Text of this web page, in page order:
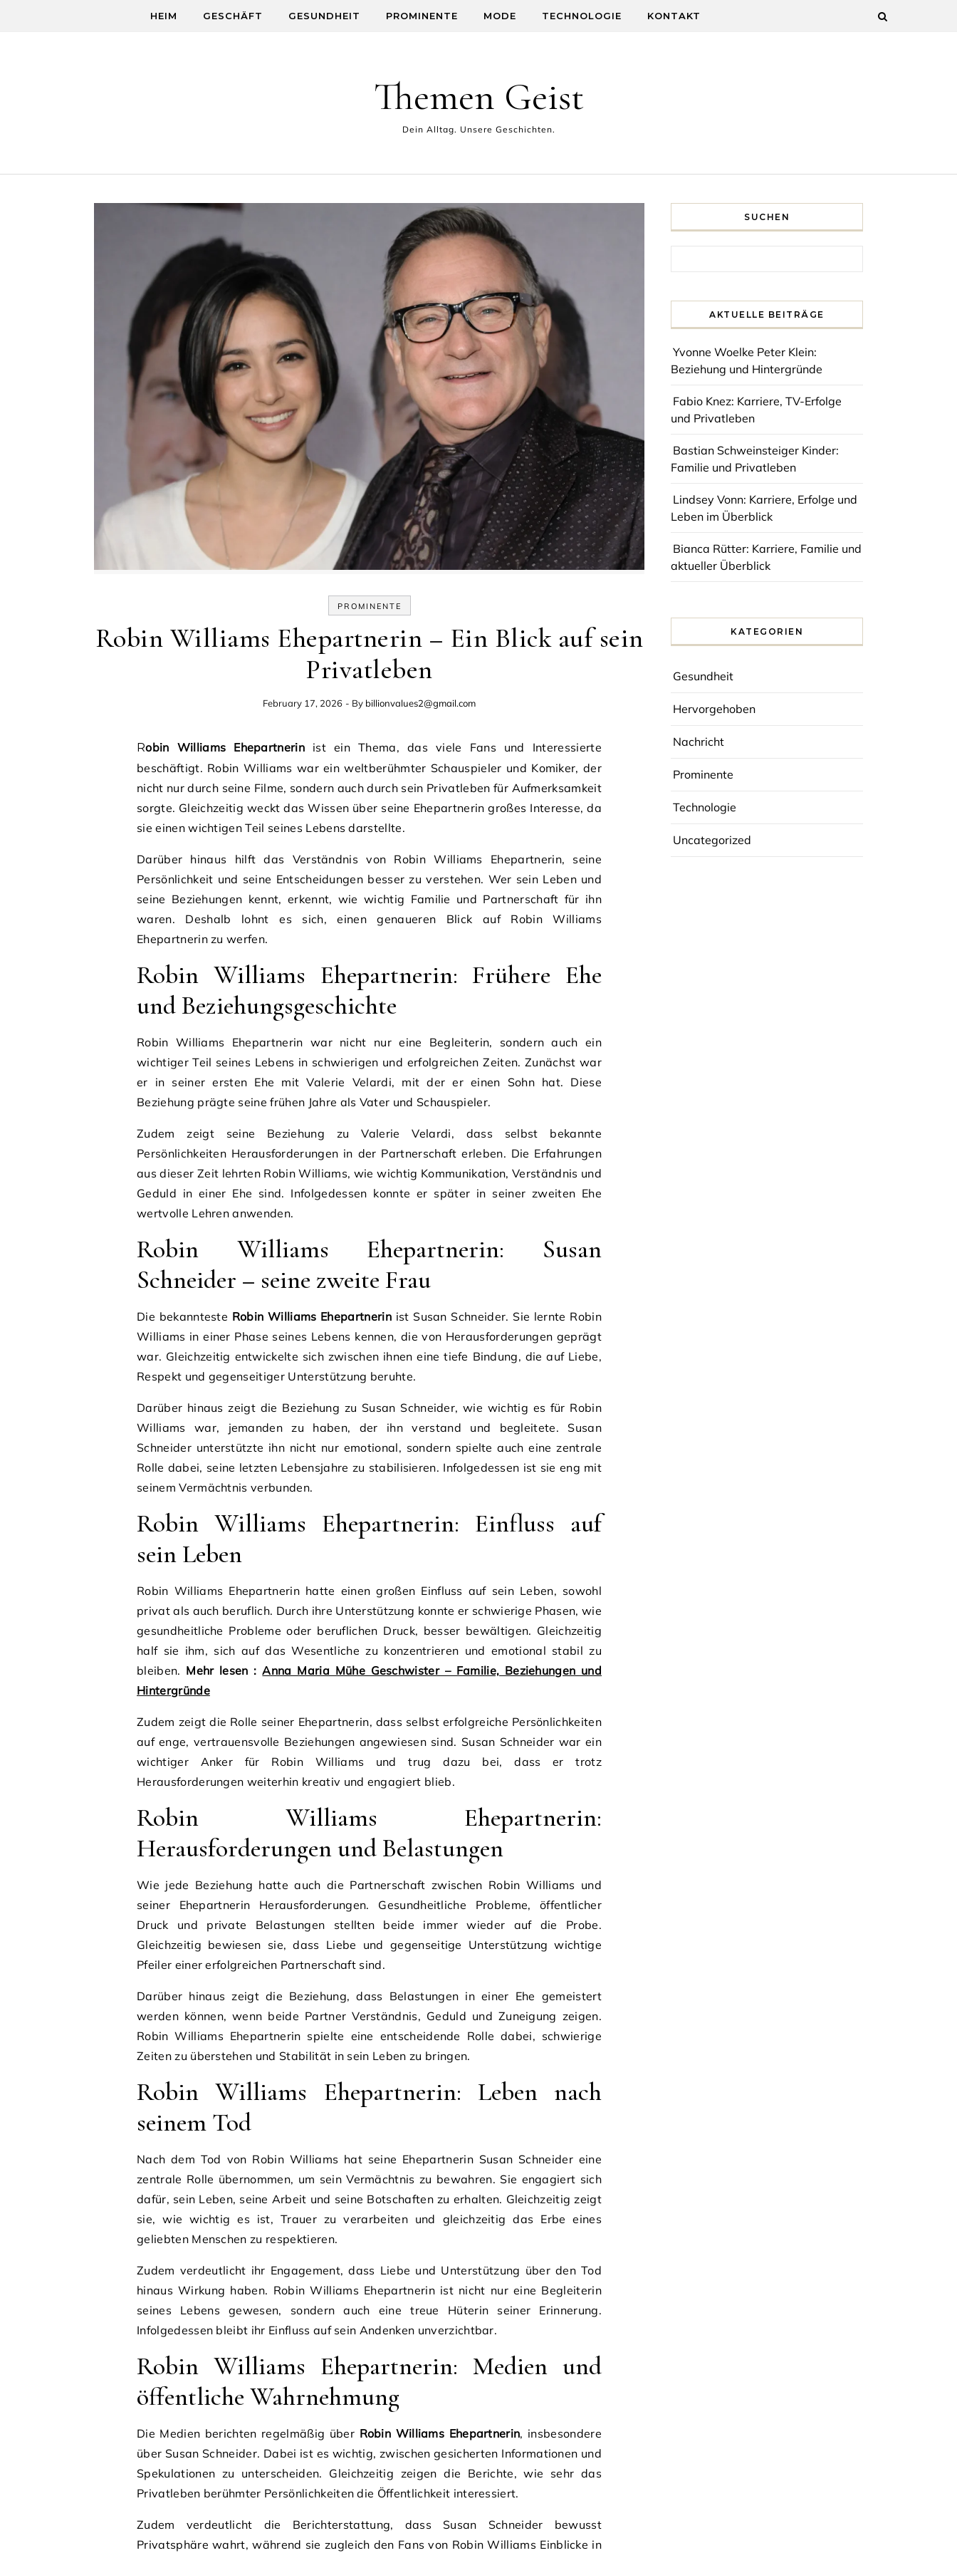
HEIM GESCHÄFT GESUNDHEIT PROMINENTE MODE TECHNOLOGIE KONTAKT
Themen Geist
Dein Alltag. Unsere Geschichten.
PROMINENTE
Robin Williams Ehepartnerin – Ein Blick auf sein
Privatleben
February 17, 2026 - By billionvalues2@gmail.com
Robin Williams Ehepartnerin ist ein Thema, das viele Fans und Interessierte
beschäftigt. Robin Williams war ein weltberühmter Schauspieler und Komiker, der
nicht nur durch seine Filme, sondern auch durch sein Privatleben für Aufmerksamkeit
sorgte. Gleichzeitig weckt das Wissen über seine Ehepartnerin großes Interesse, da
sie einen wichtigen Teil seines Lebens darstellte.
Darüber hinaus hilft das Verständnis von Robin Williams Ehepartnerin, seine
Persönlichkeit und seine Entscheidungen besser zu verstehen. Wer sein Leben und
seine Beziehungen kennt, erkennt, wie wichtig Familie und Partnerschaft für ihn
waren. Deshalb lohnt es sich, einen genaueren Blick auf Robin Williams
Ehepartnerin zu werfen.
Robin Williams Ehepartnerin: Frühere Ehe
und Beziehungsgeschichte
Robin Williams Ehepartnerin war nicht nur eine Begleiterin, sondern auch ein
wichtiger Teil seines Lebens in schwierigen und erfolgreichen Zeiten. Zunächst war
er in seiner ersten Ehe mit Valerie Velardi, mit der er einen Sohn hat. Diese
Beziehung prägte seine frühen Jahre als Vater und Schauspieler.
Zudem zeigt seine Beziehung zu Valerie Velardi, dass selbst bekannte
Persönlichkeiten Herausforderungen in der Partnerschaft erleben. Die Erfahrungen
aus dieser Zeit lehrten Robin Williams, wie wichtig Kommunikation, Verständnis und
Geduld in einer Ehe sind. Infolgedessen konnte er später in seiner zweiten Ehe
wertvolle Lehren anwenden.
Robin Williams Ehepartnerin: Susan
Schneider – seine zweite Frau
Die bekannteste Robin Williams Ehepartnerin ist Susan Schneider. Sie lernte Robin
Williams in einer Phase seines Lebens kennen, die von Herausforderungen geprägt
war. Gleichzeitig entwickelte sich zwischen ihnen eine tiefe Bindung, die auf Liebe,
Respekt und gegenseitiger Unterstützung beruhte.
Darüber hinaus zeigt die Beziehung zu Susan Schneider, wie wichtig es für Robin
Williams war, jemanden zu haben, der ihn verstand und begleitete. Susan
Schneider unterstützte ihn nicht nur emotional, sondern spielte auch eine zentrale
Rolle dabei, seine letzten Lebensjahre zu stabilisieren. Infolgedessen ist sie eng mit
seinem Vermächtnis verbunden.
Robin Williams Ehepartnerin: Einfluss auf
sein Leben
Robin Williams Ehepartnerin hatte einen großen Einfluss auf sein Leben, sowohl
privat als auch beruflich. Durch ihre Unterstützung konnte er schwierige Phasen, wie
gesundheitliche Probleme oder beruflichen Druck, besser bewältigen. Gleichzeitig
half sie ihm, sich auf das Wesentliche zu konzentrieren und emotional stabil zu
bleiben. Mehr lesen :Anna Maria Mühe Geschwister – Familie, Beziehungen und
Hintergründe
Zudem zeigt die Rolle seiner Ehepartnerin, dass selbst erfolgreiche Persönlichkeiten
auf enge, vertrauensvolle Beziehungen angewiesen sind. Susan Schneider war ein
wichtiger Anker für Robin Williams und trug dazu bei, dass er trotz
Herausforderungen weiterhin kreativ und engagiert blieb.
Robin Williams Ehepartnerin:
Herausforderungen und Belastungen
Wie jede Beziehung hatte auch die Partnerschaft zwischen Robin Williams und
seiner Ehepartnerin Herausforderungen. Gesundheitliche Probleme, öffentlicher
Druck und private Belastungen stellten beide immer wieder auf die Probe.
Gleichzeitig bewiesen sie, dass Liebe und gegenseitige Unterstützung wichtige
Pfeiler einer erfolgreichen Partnerschaft sind.
Darüber hinaus zeigt die Beziehung, dass Belastungen in einer Ehe gemeistert
werden können, wenn beide Partner Verständnis, Geduld und Zuneigung zeigen.
Robin Williams Ehepartnerin spielte eine entscheidende Rolle dabei, schwierige
Zeiten zu überstehen und Stabilität in sein Leben zu bringen.
Robin Williams Ehepartnerin: Leben nach
seinem Tod
Nach dem Tod von Robin Williams hat seine Ehepartnerin Susan Schneider eine
zentrale Rolle übernommen, um sein Vermächtnis zu bewahren. Sie engagiert sich
dafür, sein Leben, seine Arbeit und seine Botschaften zu erhalten. Gleichzeitig zeigt
sie, wie wichtig es ist, Trauer zu verarbeiten und gleichzeitig das Erbe eines
geliebten Menschen zu respektieren.
Zudem verdeutlicht ihr Engagement, dass Liebe und Unterstützung über den Tod
hinaus Wirkung haben. Robin Williams Ehepartnerin ist nicht nur eine Begleiterin
seines Lebens gewesen, sondern auch eine treue Hüterin seiner Erinnerung.
Infolgedessen bleibt ihr Einfluss auf sein Andenken unverzichtbar.
Robin Williams Ehepartnerin: Medien und
öffentliche Wahrnehmung
Die Medien berichten regelmäßig über Robin Williams Ehepartnerin, insbesondere
über Susan Schneider. Dabei ist es wichtig, zwischen gesicherten Informationen und
Spekulationen zu unterscheiden. Gleichzeitig zeigen die Berichte, wie sehr das
Privatleben berühmter Persönlichkeiten die Öffentlichkeit interessiert.
Zudem verdeutlicht die Berichterstattung, dass Susan Schneider bewusst
Privatsphäre wahrt, während sie zugleich den Fans von Robin Williams Einblicke in
SUCHEN
AKTUELLE BEITRÄGE
Yvonne Woelke Peter Klein:
Beziehung und Hintergründe
Fabio Knez: Karriere, TV-Erfolge
und Privatleben
Bastian Schweinsteiger Kinder:
Familie und Privatleben
Lindsey Vonn: Karriere, Erfolge und
Leben im Überblick
Bianca Rütter: Karriere, Familie und
aktueller Überblick
KATEGORIEN
Gesundheit
Hervorgehoben
Nachricht
Prominente
Technologie
Uncategorized